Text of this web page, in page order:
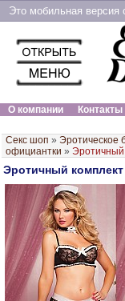
Это мобильная версия
О компании
Контакты
Секс шоп » Эротическое
официантки » Эротичный
Эротичный комплект